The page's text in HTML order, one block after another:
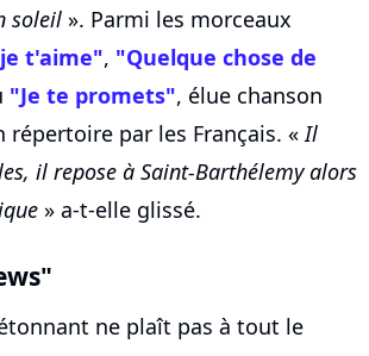
soleil ». Parmi les morceaux
t'aime", "Quelque chose de
"Je te promets", élue chanson
répertoire par les Français. «Il
il repose à Saint-Barthé­lemy alors
» a-t-elle glissé.
ne plaît pas à tout le